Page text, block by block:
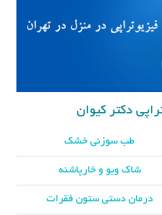
دکتر کیوان
طب سوزنی خشک
شاک ویو و خارپاشنه
درمان دستی ستون فقرات